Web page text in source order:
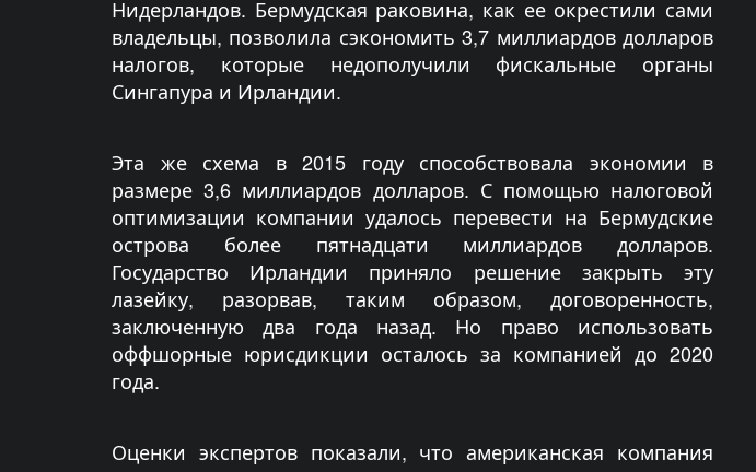
Нидерландов. Бермудская раковина, как ее окрестили сами
владельцы, позволила сэкономить 3,7 миллиардов долларов
налогов, которые недополучили фискальные органы
Сингапура и Ирландии.
Эта же схема в 2015 году способствовала экономии в
размере 3,6 миллиардов долларов. С помощью налоговой
оптимизации компании удалось перевести на Бермудские
острова более пятнадцати миллиардов долларов.
Государство Ирландии приняло решение закрыть эту
лазейку, разорвав, таким образом, договоренность,
заключенную два года назад. Но право использовать
оффшорные юрисдикции осталось за компанией до 2020
года.
Оценки экспертов показали, что американская компания